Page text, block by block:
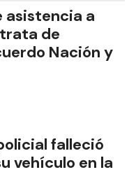
asistencia a
de
Nación y
falleció
vehículo en la